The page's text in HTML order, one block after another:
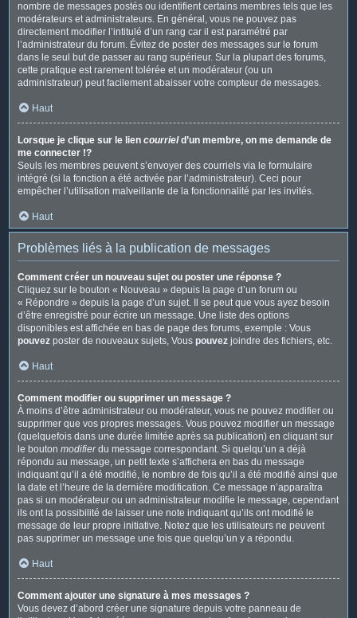
nombre de messages postés ou identifient certains membres tels que les
modérateurs et administrateurs. En général, vous ne pouvez pas
directement modifier l’intitulé d’un rang car il est paramétré par
l’administrateur du forum. Évitez de poster des messages sur le forum
dans le seul but de passer au rang supérieur. Sur la plupart des forums,
cette pratique est rarement tolérée et un modérateur (ou un
administrateur) peut facilement abaisser votre compteur de messages.
Haut
Lorsque je clique sur le lien courrield’un membre, on me demande de
me connecter !?
Seuls les membres peuvent s’envoyer des courriels via le formulaire
intégré (si la fonction a été activée par l’administrateur). Ceci pour
empêcher l’utilisation malveillante de la fonctionnalité par les invités.
Haut
Problèmes liés à la publication de messages
Comment créer un nouveau sujet ou poster une réponse ?
Cliquez sur le bouton « Nouveau » depuis la page d’un forum ou
« Répondre » depuis la page d’un sujet. Il se peut que vous ayez besoin
d’être enregistré pour écrire un message. Une liste des options
disponibles est affichée en bas de page des forums, exemple : Vous
pouvez poster de nouveaux sujets, Vous pouvez joindre des fichiers, etc.
Haut
Comment modifier ou supprimer un message ?
À moins d’être administrateur ou modérateur, vous ne pouvez modifier ou
supprimer que vos propres messages. Vous pouvez modifier un message
(quelquefois dans une durée limitée après sa publication) en cliquant sur
le bouton modifierdu message correspondant. Si quelqu’un a déjà
répondu au message, un petit texte s’affichera en bas du message
indiquant qu’il a été modifié, le nombre de fois qu’il a été modifié ainsi que
la date et l’heure de la dernière modification. Ce message n’apparaîtra
pas si un modérateur ou un administrateur modifie le message, cependant
ils ont la possibilité de laisser une note indiquant qu’ils ont modifié le
message de leur propre initiative. Notez que les utilisateurs ne peuvent
pas supprimer un message une fois que quelqu’un y a répondu.
Haut
Comment ajouter une signature à mes messages ?
Vous devez d’abord créer une signature depuis votre panneau de